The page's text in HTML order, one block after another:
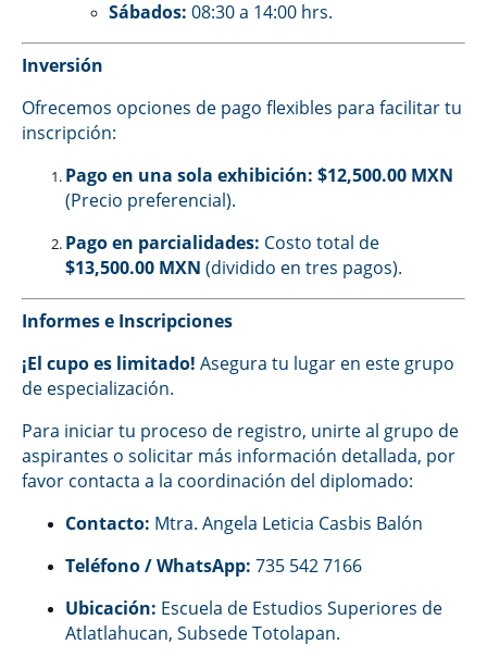
Sábados: 08:30 a 14:00 hrs.
Inversión
Ofrecemos opciones de pago flexibles para facilitar tu
inscripción:
Pago en una sola exhibición: $12,500.00 MXN
(Precio preferencial).
Pago en parcialidades: Costo total de
$13,500.00 MXN (dividido en tres pagos).
Informes e Inscripciones
¡El cupo es limitado! Asegura tu lugar en este grupo
de especialización.
Para iniciar tu proceso de registro, unirte al grupo de
aspirantes o solicitar más información detallada, por
favor contacta a la coordinación del diplomado:
Contacto: Mtra. Angela Leticia Casbis Balón
Teléfono / WhatsApp: 735 542 7166
Ubicación: Escuela de Estudios Superiores de
Atlatlahucan, Subsede Totolapan.